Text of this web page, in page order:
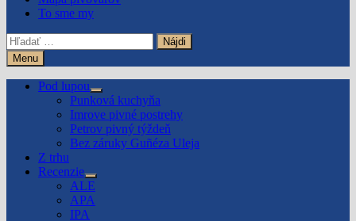
To sme my
Hľadať:
Menu
Pod lupou
Show
sub
menu
Punková kuchyňa
Imrove pivné postrehy
Petrov pivný týždeň
Bez záruky Guñéza Uleja
Z trhu
Recenzie
Show
sub
menu
ALE
APA
IPA